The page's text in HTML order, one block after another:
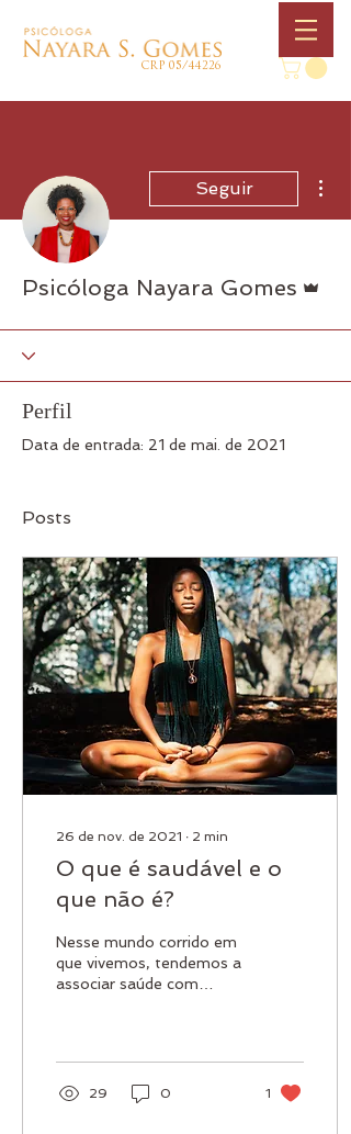
CRP 05/44226
Seguir
Psicóloga Nayara Gomes
Perfil
Data de entrada: 21 de mai. de 2021
Posts
26 de nov. de 2021 ∙ 2 min
O que é saudável e o
que não é?
Nesse mundo corrido em
que vivemos, tendemos a
associar saúde com
relacionado ao...
29 0 1